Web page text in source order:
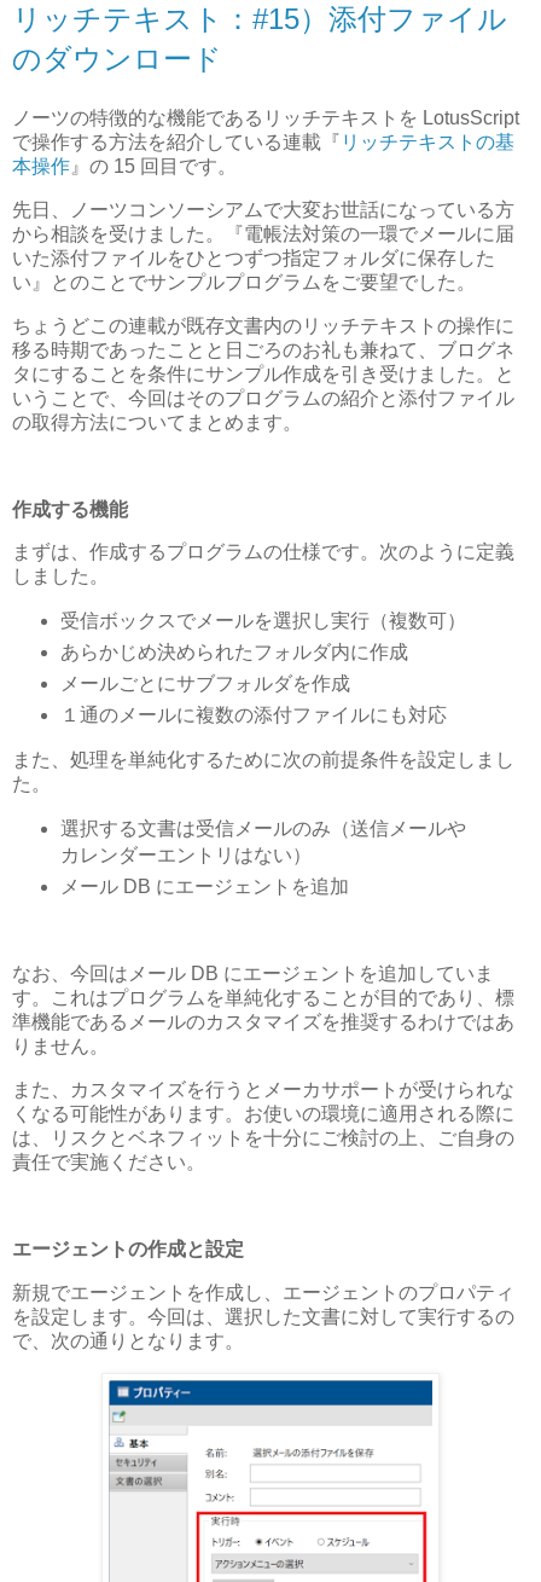
リッチテキスト：#15）添付ファイル
のダウンロード
ノーツの特徴的な機能であるリッチテキストを LotusScript
で操作する方法を紹介している連載『 リッチテキストの基
本操作 』の 15 回目です。
先日、ノーツコンソーシアムで大変お世話になっている方
から相談を受けました。『電帳法対策の一環でメールに届
いた添付ファイルをひとつずつ指定フォルダに保存した
い』とのことでサンプルプログラムをご要望でした。
ちょうどこの連載が既存文書内のリッチテキストの操作に
移る時期であったことと日ごろのお礼も兼ねて、ブログネ
タにすることを条件にサンプル作成を引き受けました。と
いうことで、今回はそのプログラムの紹介と添付ファイル
の取得方法についてまとめます。
作成する機能
まずは、作成するプログラムの仕様です。次のように定義
しました。
受信ボックスでメールを選択し実行（複数可）
あらかじめ決められたフォルダ内に作成
メールごとにサブフォルダを作成
１通のメールに複数の添付ファイルにも対応
また、処理を単純化するために次の前提条件を設定しまし
た。
選択する文書は受信メールのみ（送信メールや
カレンダーエントリはない）
メール DB にエージェントを追加
なお、今回はメール DB にエージェントを追加していま
す。これはプログラムを単純化することが目的であり、標
準機能であるメールのカスタマイズを推奨するわけではあ
りません。
また、カスタマイズを行うとメーカサポートが受けられな
くなる可能性があります。お使いの環境に適用される際に
は、リスクとベネフィットを十分にご検討の上、ご自身の
責任で実施ください。
エージェントの作成と設定
新規でエージェントを作成し、エージェントのプロパティ
を設定します。今回は、選択した文書に対して実行するの
で、次の通りとなります。